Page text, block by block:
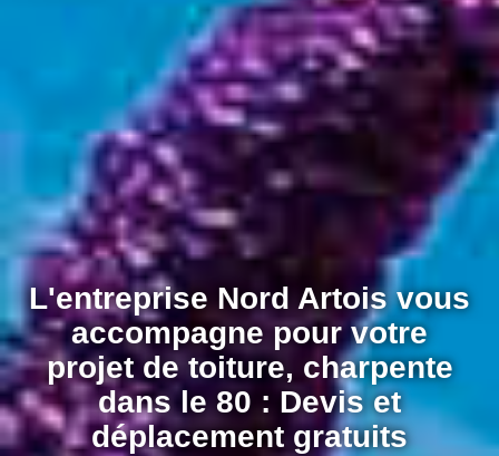
L'entreprise Nord Artois vous
accompagne pour votre
projet de toiture, charpente
dans le 80 : Devis et
déplacement gratuits